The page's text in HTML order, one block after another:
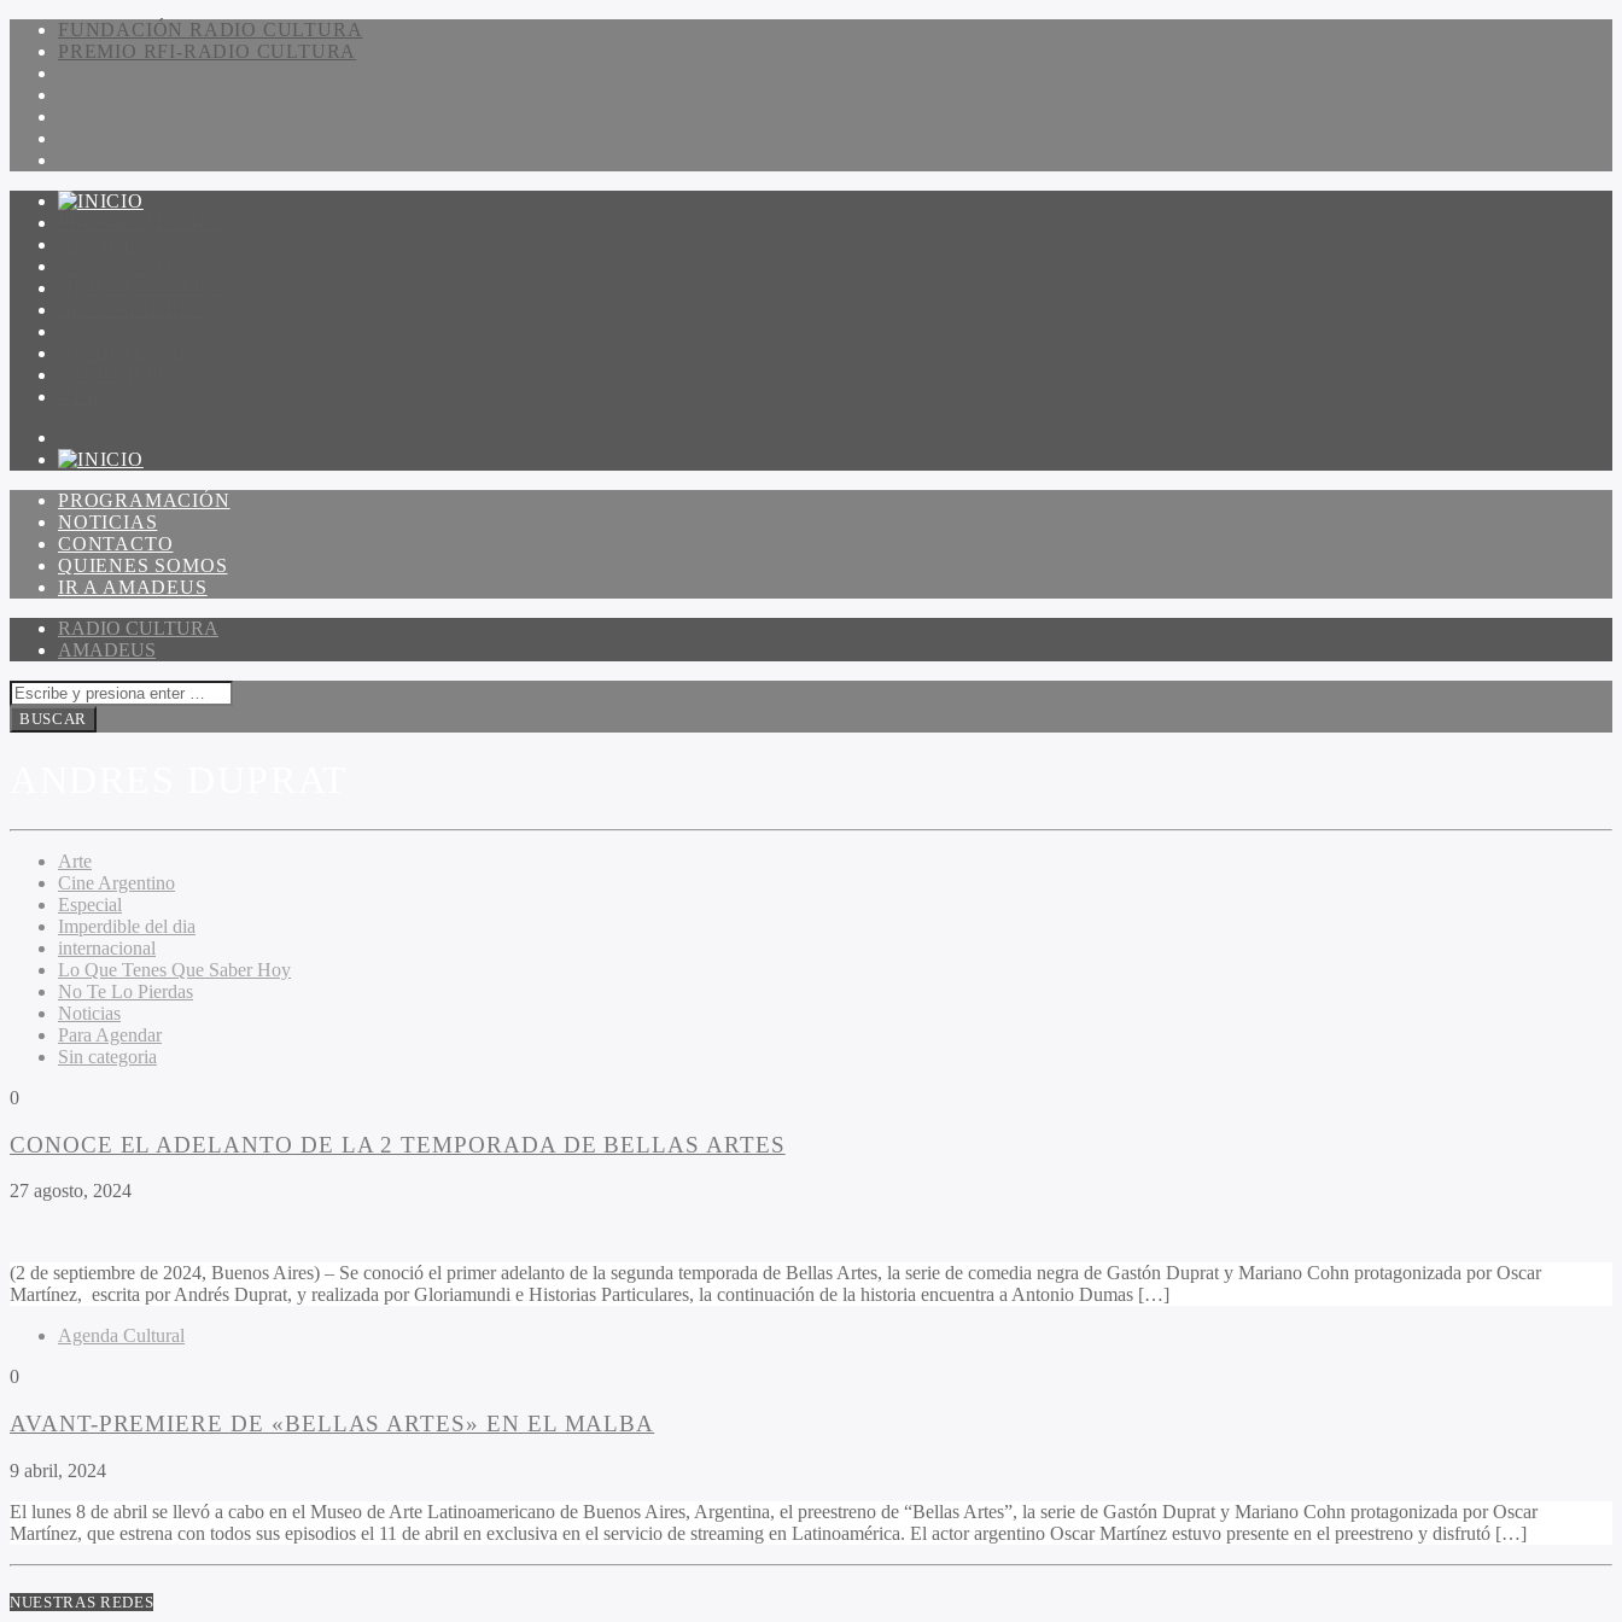
FUNDACIÓN RADIO CULTURA
PREMIO RFI-RADIO CULTURA
PROGRAMACIÓN
NOTICIAS
CONTACTO
QUIENES SOMOS
IR A AMADEUS
RADIO CULTURA
AMADEUS
Arte
Cine Argentino
Especial
Imperdible del dia
internacional
Lo Que Tenes Que Saber Hoy
No Te Lo Pierdas
Noticias
Para Agendar
Sin categoria
0
CONOCE EL ADELANTO DE LA 2 TEMPORADA DE BELLAS ARTES
27 agosto, 2024
(2 de septiembre de 2024, Buenos Aires) – Se conoció el primer adelanto de la segunda temporada de Bellas Artes, la serie de comedia negra de Gastón Duprat y Mariano Cohn protagonizada por Oscar
Martínez, escrita por Andrés Duprat, y realizada por Gloriamundi e Historias Particulares, la continuación de la historia encuentra a Antonio Dumas […]
Agenda Cultural
0
AVANT-PREMIERE DE «BELLAS ARTES» EN EL MALBA
9 abril, 2024
El lunes 8 de abril se llevó a cabo en el Museo de Arte Latinoamericano de Buenos Aires, Argentina, el preestreno de “Bellas Artes”, la serie de Gastón Duprat y Mariano Cohn protagonizada por Oscar
Martínez, que estrena con todos sus episodios el 11 de abril en exclusiva en el servicio de streaming en Latinoamérica. El actor argentino Oscar Martínez estuvo presente en el preestreno y disfrutó […]
NUESTRAS REDES